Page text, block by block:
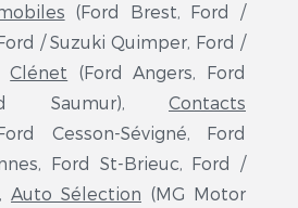
(Ford Brest, Ford /
/ Suzuki Quimper, Ford /
Clénet (Ford Angers, Ford
Saumur), Contacts
Cesson-Sévigné, Ford
Ford St-Brieuc, Ford /
Auto Sélection (MG Motor